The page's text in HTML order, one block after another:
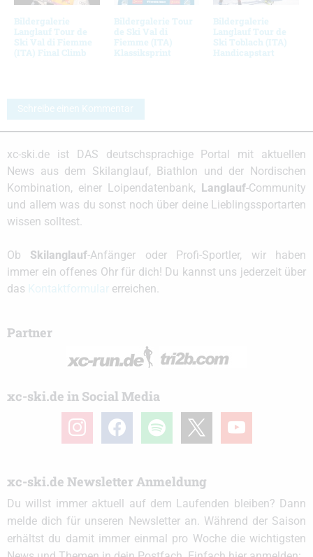
Bildergalerie
Langlauf Tour de
Ski Val di Fiemme
(ITA) Final Climb
Bildergalerie Tour
de Ski Val di
Fiemme (ITA)
Klassiksprint
Bildergalerie
Langlauf Tour de
Ski Toblach (ITA)
Handicapstart
Schreibe einen Kommentar
xc-ski.de ist DAS deutschsprachige Portal mit aktuellen
News aus dem Skilanglauf, Biathlon und der Nordischen
Kombination, einer Loipendatenbank,
Langlauf-Community
und allem was du sonst noch über deine Lieblingssportarten
wissen solltest.
Ob Skilanglauf-Anfänger oder Profi-Sportler, wir haben
immer ein offenes Ohr für dich! Du kannst uns jederzeit über
das
erreichen.
Partner
xc-ski.de in Social Media
instagramfacebook spotify youtube
xc-ski.de Newsletter Anmeldung
Du willst immer aktuell auf dem Laufenden bleiben? Dann
melde dich für unseren Newsletter an. Während der Saison
erhältst du damit immer einmal pro Woche die wichtigsten